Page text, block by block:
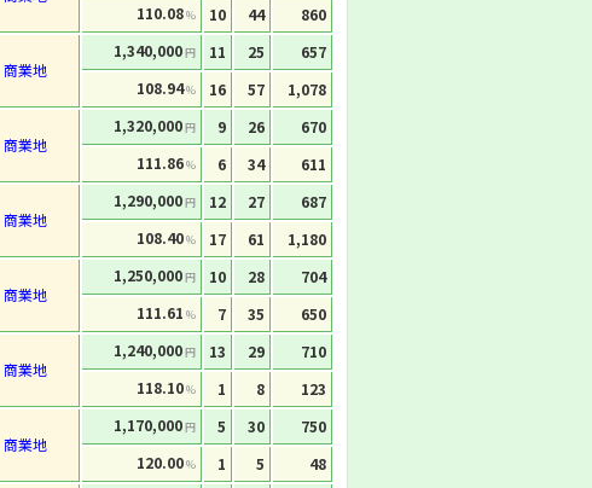
110.08% 10 44 860
商業地
1,340,000円 11 25
657
108.94% 16 57 1,078
商業地
1,320,000円 9 26
670
111.86% 6 34 611
商業地
1,290,000円 12 27
687
108.40% 17 61 1,180
商業地
1,250,000円 10 28
704
111.61 % 7 35 650
商業地
1,240,000円 13 29
710
118.10% 1 8 123
商業地
1,170,000円 5 30
750
120.00% 1 5 48